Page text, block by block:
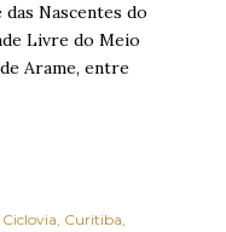
Nascentes do
Livre do Meio
Arame, entre
Ciclovia Curitiba